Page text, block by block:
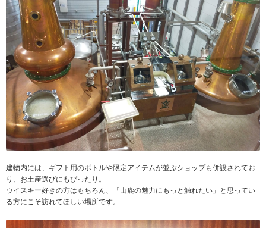
建物内には、ギフト用のボトルや限定アイテムが並ぶショップも併設されてお
り、お土産選びにもぴったり。
ウイスキー好きの方はもちろん、「山鹿の魅力にもっと触れたい」と思ってい
る方にこそ訪れてほしい場所です。